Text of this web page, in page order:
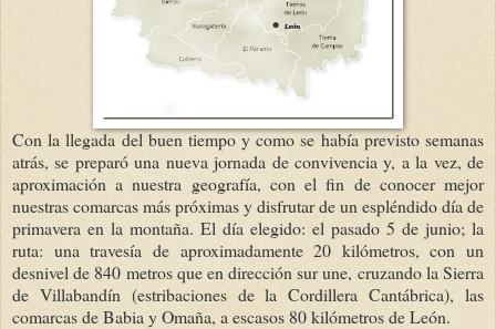
Con la llegada del buen tiempo y como se había previsto semanas
atrás, se preparó una nueva jornada de convivencia y, a la vez, de
aproximación a nuestra geografía, con el fin de conocer mejor
nuestras comarcas más próximas y disfrutar de un espléndido día de
primavera en la montaña. El día elegido: el pasado 5 de junio; la
ruta: una travesía de aproximadamente 20 kilómetros, con un
desnivel de 840 metros que en dirección sur une, cruzando la Sierra
de Villabandín (estribaciones de la Cordillera Cantábrica), las
comarcas de Babia y Omaña, a escasos 80 kilómetros de León.